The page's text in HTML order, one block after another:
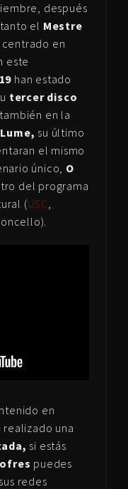
después
el Mestre
centrado en
este
han estado
tercer disco
en la
su último
el mismo
único, O
del programa
(USC
en
realizado una
si estás
puedes
redes